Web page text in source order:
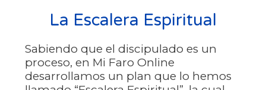
La Escalera Espiritual
Sabiendo que el discipulado es un
proceso, en Mi Faro Online
desarrollamos un plan que lo hemos